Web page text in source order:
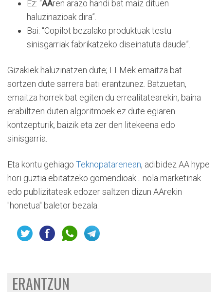
Ez: “AAren arazo handi bat maiz dituen
haluzinazioak dira”.
Bai: “Copilot bezalako produktuak testu
sinisgarriak fabrikatzeko diseinatuta daude”.
Gizakiek haluzinatzen dute; LLMek emaitza bat
sortzen dute sarrera bati erantzunez. Batzuetan,
emaitza horrek bat egiten du errealitatearekin, baina
erabiltzen duten algoritmoek ez dute egiaren
kontzepturik, baizik eta zer den litekeena edo
sinisgarria.
Eta kontu gehiago Teknopatarenean, adibidez AA hype
hori guztia ebitatzeko gomendioak... nola marketinak
edo publizitateak edozer saltzen dizun AArekin
"honetua" baletor bezala.
ERANTZUN